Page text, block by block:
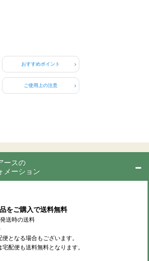
おすすめポイント
ご使用上の注意
ースの
メーション
をご購入で送料無料
送時の送料
となる場合もございます。
配便も送料無料となります。